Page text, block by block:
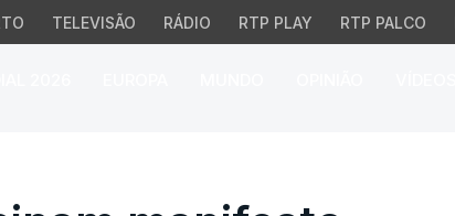
TELEVISÃO RÁDIO RTP PLAY RTP PALCO
manifesto